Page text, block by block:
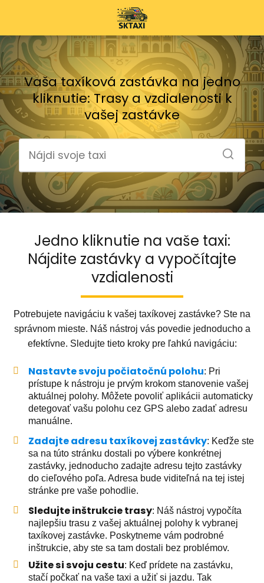
Vaša taxíková zastávka na jedno
kliknutie: Trasy a vzdialenosti k
vašej zastávke
Jedno kliknutie na vaše taxi:
Nájdite zastávky a vypočítajte
vzdialenosti
Potrebujete navigáciu k vašej taxíkovej zastávke? Ste na
správnom mieste. Náš nástroj vás povedie jednoducho a
efektívne. Sledujte tieto kroky pre ľahkú navigáciu:
Nastavte svoju počiatočnú polohu: Pri
prístupe k nástroju je prvým krokom stanovenie vašej
aktuálnej polohy. Môžete povoliť aplikácii automaticky
detegovať vašu polohu cez GPS alebo zadať adresu
manuálne.
Zadajte adresu taxíkovej zastávky: Keďže ste
sa na túto stránku dostali po výbere konkrétnej
zastávky, jednoducho zadajte adresu tejto zastávky
do cieľového poľa. Adresa bude viditeľná na tej istej
stránke pre vaše pohodlie.
Sledujte inštrukcie trasy: Náš nástroj vypočíta
najlepšiu trasu z vašej aktuálnej polohy k vybranej
taxíkovej zastávke. Poskytneme vám podrobné
inštrukcie, aby ste sa tam dostali bez problémov.
Užite si svoju cestu: Keď prídete na zastávku,
stačí počkať na vaše taxi a užiť si jazdu. Tak